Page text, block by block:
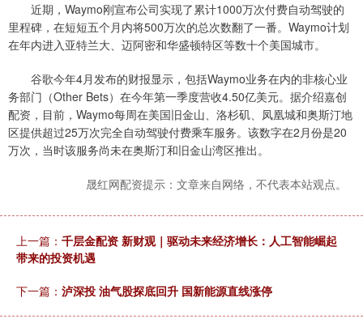
近期，Waymo刚宣布公司实现了累计1000万次付费自动驾驶的
里程碑，在短短五个月内将500万次的总次数翻了一番。Waymo计划
在年内进入亚特兰大、迈阿密和华盛顿特区等数十个美国城市。
谷歌今年4月发布的财报显示，包括Waymo业务在内的非核心业
务部门（Other Bets）在今年第一季度营收4.50亿美元。据介绍嘉创
配资，目前，Waymo每周在美国旧金山、洛杉矶、凤凰城和奥斯汀地
区提供超过25万次完全自动驾驶付费乘车服务。该数字在2月份是20
万次，当时该服务尚未在奥斯汀和旧金山湾区推出。
晟红网配资提示：文章来自网络，不代表本站观点。
上一篇： 千层金配资 新财观｜驱动未来经济增长：人工智能崛起
带来的投资机遇
下一篇： 泸深投 油气股探底回升 国新能源直线涨停